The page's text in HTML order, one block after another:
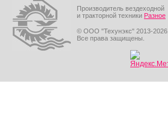
Производитель вездеходной
и тракторной техники Разное
© ООО "Техунэкс" 2013-2026..
Все права защищены.